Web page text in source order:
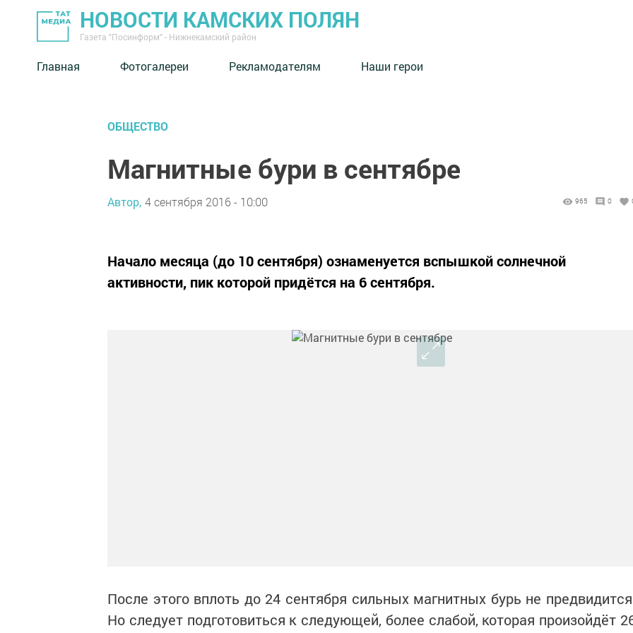
НОВОСТИ КАМСКИХ ПОЛЯН
Газета "Посинформ" - Нижнекамский район
Главная Фотогалереи Рекламодателям Наши герои
ОБЩЕСТВО
Магнитные бури в сентябре
Автор, 4 сентября 2016 - 10:00 965 0
Начало месяца (до 10 сентября) ознаменуется вспышкой солнечной
активности, пик которой придётся на 6 сентября.
После этого вплоть до 24 сентября сильных магнитных бурь не
Но следует подготовиться к следующей, более слабой, которая произойдёт